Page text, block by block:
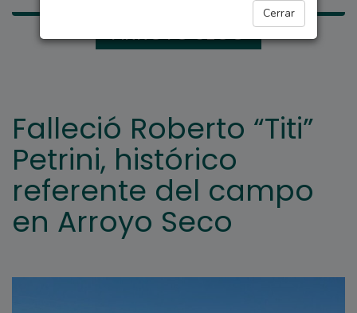
Cerrar
ARROYO SECO
Falleció Roberto “Titi”
Petrini, histórico
referente del campo
en Arroyo Seco